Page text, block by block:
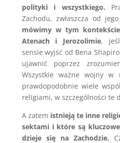
polityki i wszystkiego.
Zachodu, zwłaszcza od
mówimy w tym
Atenach i Jerozolimie,
sensie wyjść od Bena
ujawnić poprzez
Wszystkie ważne wojny w
prawdopodobnie wiele
religiami, w szczególności te
A zatem istnieją te inne
sektami i które są
dzieje się na Zachodzie.